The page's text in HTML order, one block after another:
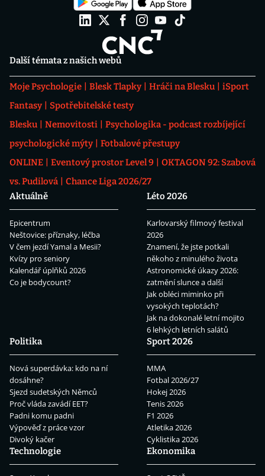
Další témata z našich webů
Moje Psychologie Blesk Tlapky Hráči na Blesku
iSport
Fantasy
Spotřebitelské testy
Blesku
Nemovitosti
Psychologika - podcast rozbíjející
psychologické mýty
Fotbalové přestupy
ONLINE
Eventový prostor Level 9
OKTAGON 92: Szabová
vs. Pudilová
Chance Liga 2026/27
Aktuálně
Epicentrum
Neštovice: příznaky, léčba
V čem jezdí Yamal a Mesii?
Kvízy pro seniory
Kalendář úplňků 2026
Co je bodycount?
Léto 2026
Karlovarský filmový festival
2026
Znamení, že jste potkali
někoho z minulého života
Astronomické úkazy 2026:
zatmění slunce a další
Jak obléci miminko při
vysokých teplotách?
Jak na dokonalé letní mojito
6 lehkých letních salátů
Politika
Nová superdávka: kdo na ní
dosáhne?
Sjezd sudetských Němců
Proč vláda zavádí EET?
Padni komu padni
Výpověď z práce vzor
Divoký kačer
Sport 2026
MMA
Fotbal 2026/27
Hokej 2026
Tenis 2026
F1 2026
Atletika 2026
Cyklistika 2026
Technologie
Ekonomika